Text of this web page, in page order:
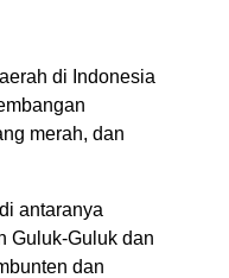
di Indonesia
merah, dan
antaranya
Guluk-Guluk dan
dan